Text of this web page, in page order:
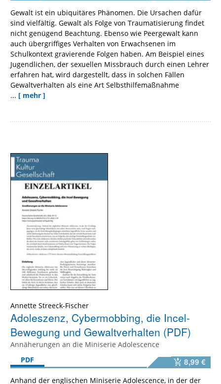
Gewalt ist ein ubiquitäres Phänomen. Die Ursachen dafür
sind vielfältig. Gewalt als Folge von Traumatisierung findet
nicht genügend Beachtung. Ebenso wie Peergewalt kann
auch übergriffiges Verhalten von Erwachsenen im
Schulkontext gravierende Folgen haben. Am Beispiel eines
Jugendlichen, der sexuellen Missbrauch durch einen Lehrer
erfahren hat, wird dargestellt, dass in solchen Fällen
Gewaltverhalten als eine Art Selbsthilfemaßnahme
... [ mehr ]
Annette Streeck-Fischer
Adoleszenz, Cybermobbing, die Incel-
Bewegung und Gewaltverhalten (PDF)
Annäherungen an die Miniserie Adolescence
PDF
8,99 €
Anhand der englischen Miniserie Adolescence, in der der